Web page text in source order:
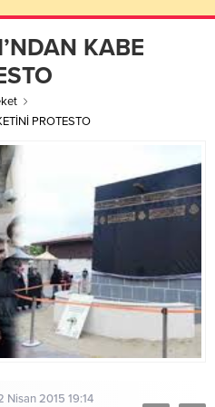
KABE
PROTESTO
Nisan 2015 19:14